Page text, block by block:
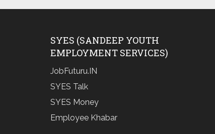
SYES (SANDEEP YOUTH
EMPLOYMENT SERVICES)
JobFuturu.IN
SYES Talk
SYES Money
Employee Khabar